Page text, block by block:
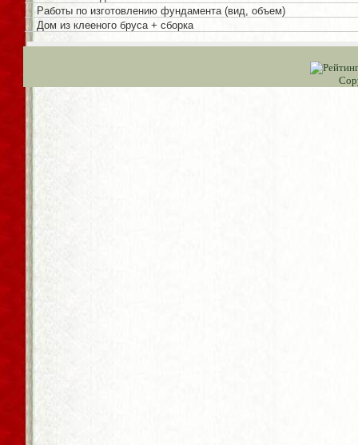
Работы по изготовлению фундамента (вид, объем)
Дом из клееного бруса + сборка